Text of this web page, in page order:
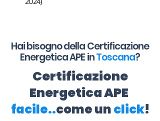
Hai bisogno della Certificazione
Energetica APE inToscana?
Certificazione
Energetica APE
facile..come unclick!